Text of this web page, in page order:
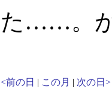
た……。
<前の日 | この月 | 次の日>